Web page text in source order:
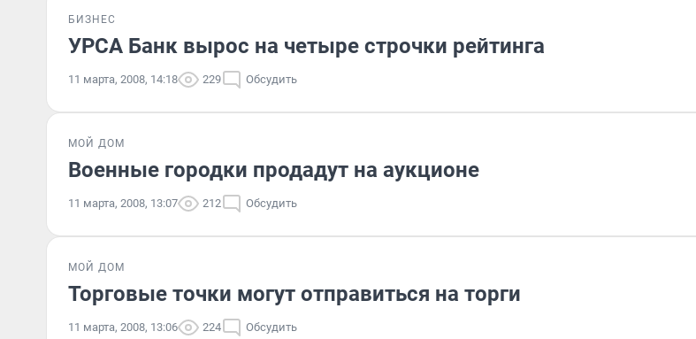
БИЗНЕС
УРСА Банк вырос на четыре строчки рейтинга
11 марта, 2008, 14:18 229 Обсудить
МОЙ ДОМ
Военные городки продадут на аукционе
11 марта, 2008, 13:07 212 Обсудить
МОЙ ДОМ
Торговые точки могут отправиться на торги
11 марта, 2008, 13:06 224 Обсудить